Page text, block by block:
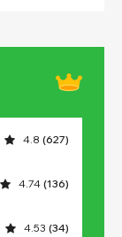
4.8 (627)
4.74 (136)
4.53 (34)